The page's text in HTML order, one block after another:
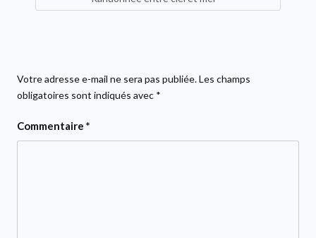
Votre adresse e-mail ne sera pas publiée.Les champs
obligatoires sont indiqués avec *
Commentaire *